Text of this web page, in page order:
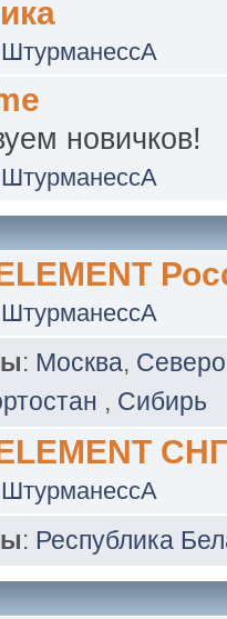
ШтурманессА
новичков!
ШтурманессА
ШтурманессА
: Москва,
, Сибирь
ШтурманессА
: Республика